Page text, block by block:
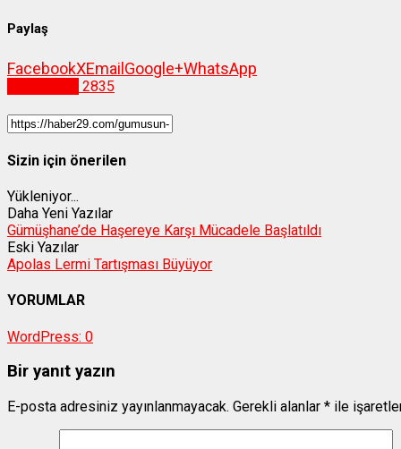
Paylaş
FacebookXEmail Google+WhatsApp
2835
Sizin için önerilen
Yükleniyor...
Daha Yeni Yazılar
Gümüşhane’de Haşereye Karşı Mücadele Başlatıldı
Eski Yazılar
Apolas Lermi Tartışması Büyüyor
YORUMLAR
WordPress: 0
Bir yanıt yazın
E-posta adresiniz yayınlanmayacak. Gerekli alanlar * ile